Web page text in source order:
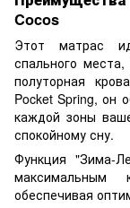
Cocos
Этот матрас
спального
полуторная
Pocket Spring, он
каждой зоны
спокойному сну.
Функция "Зима-
обеспечивая